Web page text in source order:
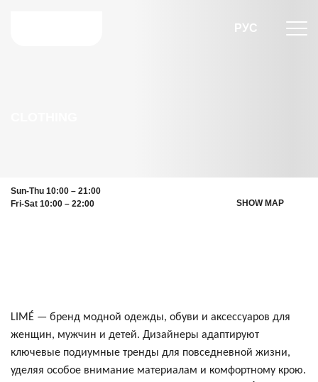
РУС
Sun-Thu 10:00 – 21:00
Fri-Sat 10:00 – 22:00
SHOW MAP
LIMÉ — бренд модной одежды, обуви и аксессуаров для
женщин, мужчин и детей. Дизайнеры адаптируют
ключевые подиумные тренды для повседневной жизни,
уделяя особое внимание материалам и комфортному крою.